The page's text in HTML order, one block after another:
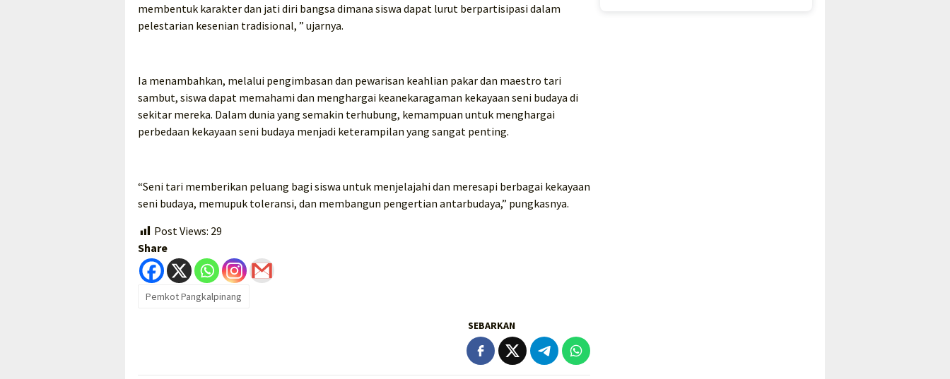
membentuk karakter dan jati diri bangsa dimana siswa dapat lurut berpartisipasi dalam
pelestarian kesenian tradisional, ” ujarnya.
Ia menambahkan, melalui pengimbasan dan pewarisan keahlian pakar dan maestro tari
sambut, siswa dapat memahami dan menghargai keanekaragaman kekayaan seni budaya di
sekitar mereka. Dalam dunia yang semakin terhubung, kemampuan untuk menghargai
perbedaan kekayaan seni budaya menjadi keterampilan yang sangat penting.
“Seni tari memberikan peluang bagi siswa untuk menjelajahi dan meresapi berbagai kekayaan
seni budaya, memupuk toleransi, dan membangun pengertian antarbudaya,” pungkasnya.
Post Views: 29
Share
Pemkot Pangkalpinang
SEBARKAN